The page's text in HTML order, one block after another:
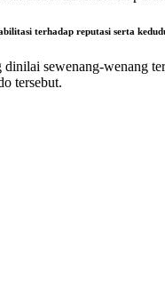
terhadap reputasi serta
sewenang-wenang
tersebut.